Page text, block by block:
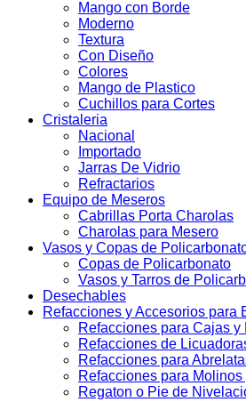
Mango con Borde
Moderno
Textura
Con Diseño
Colores
Mango de Plastico
Cuchillos para Cortes
Cristaleria
Nacional
Importado
Jarras De Vidrio
Refractarios
Equipo de Meseros
Cabrillas Porta Charolas
Charolas para Mesero
Vasos y Copas de
Copas de Policarbonato
Vasos y Tarros de
Desechables
Refacciones y Accesorios para
Refacciones para Cajas
Refacciones de
Refacciones para
Refacciones para
Regaton o Pie de